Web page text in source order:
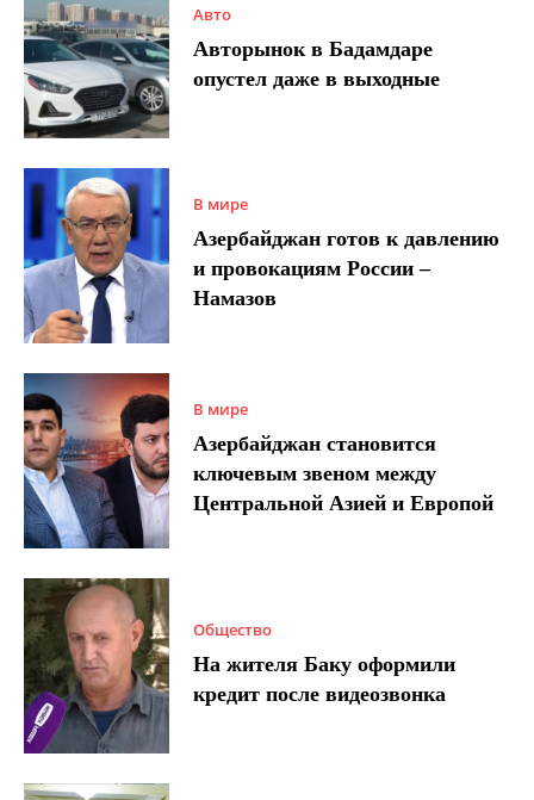
Авто
Авторынок в Бадамдаре
опустел даже в выходные
В мире
Азербайджан готов к давлению
и провокациям России –
Намазов
В мире
Азербайджан становится
ключевым звеном между
Центральной Азией и Европой
Общество
На жителя Баку оформили
кредит после видеозвонка